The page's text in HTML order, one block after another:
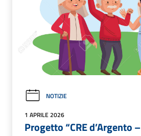
NOTIZIE
1 APRILE 2026
Progetto “CRE d’Argento